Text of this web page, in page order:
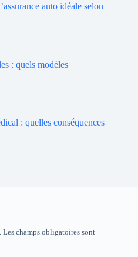
auto idéale selon
: quels modèles
: quelles conséquences
Les champs obligatoires sont